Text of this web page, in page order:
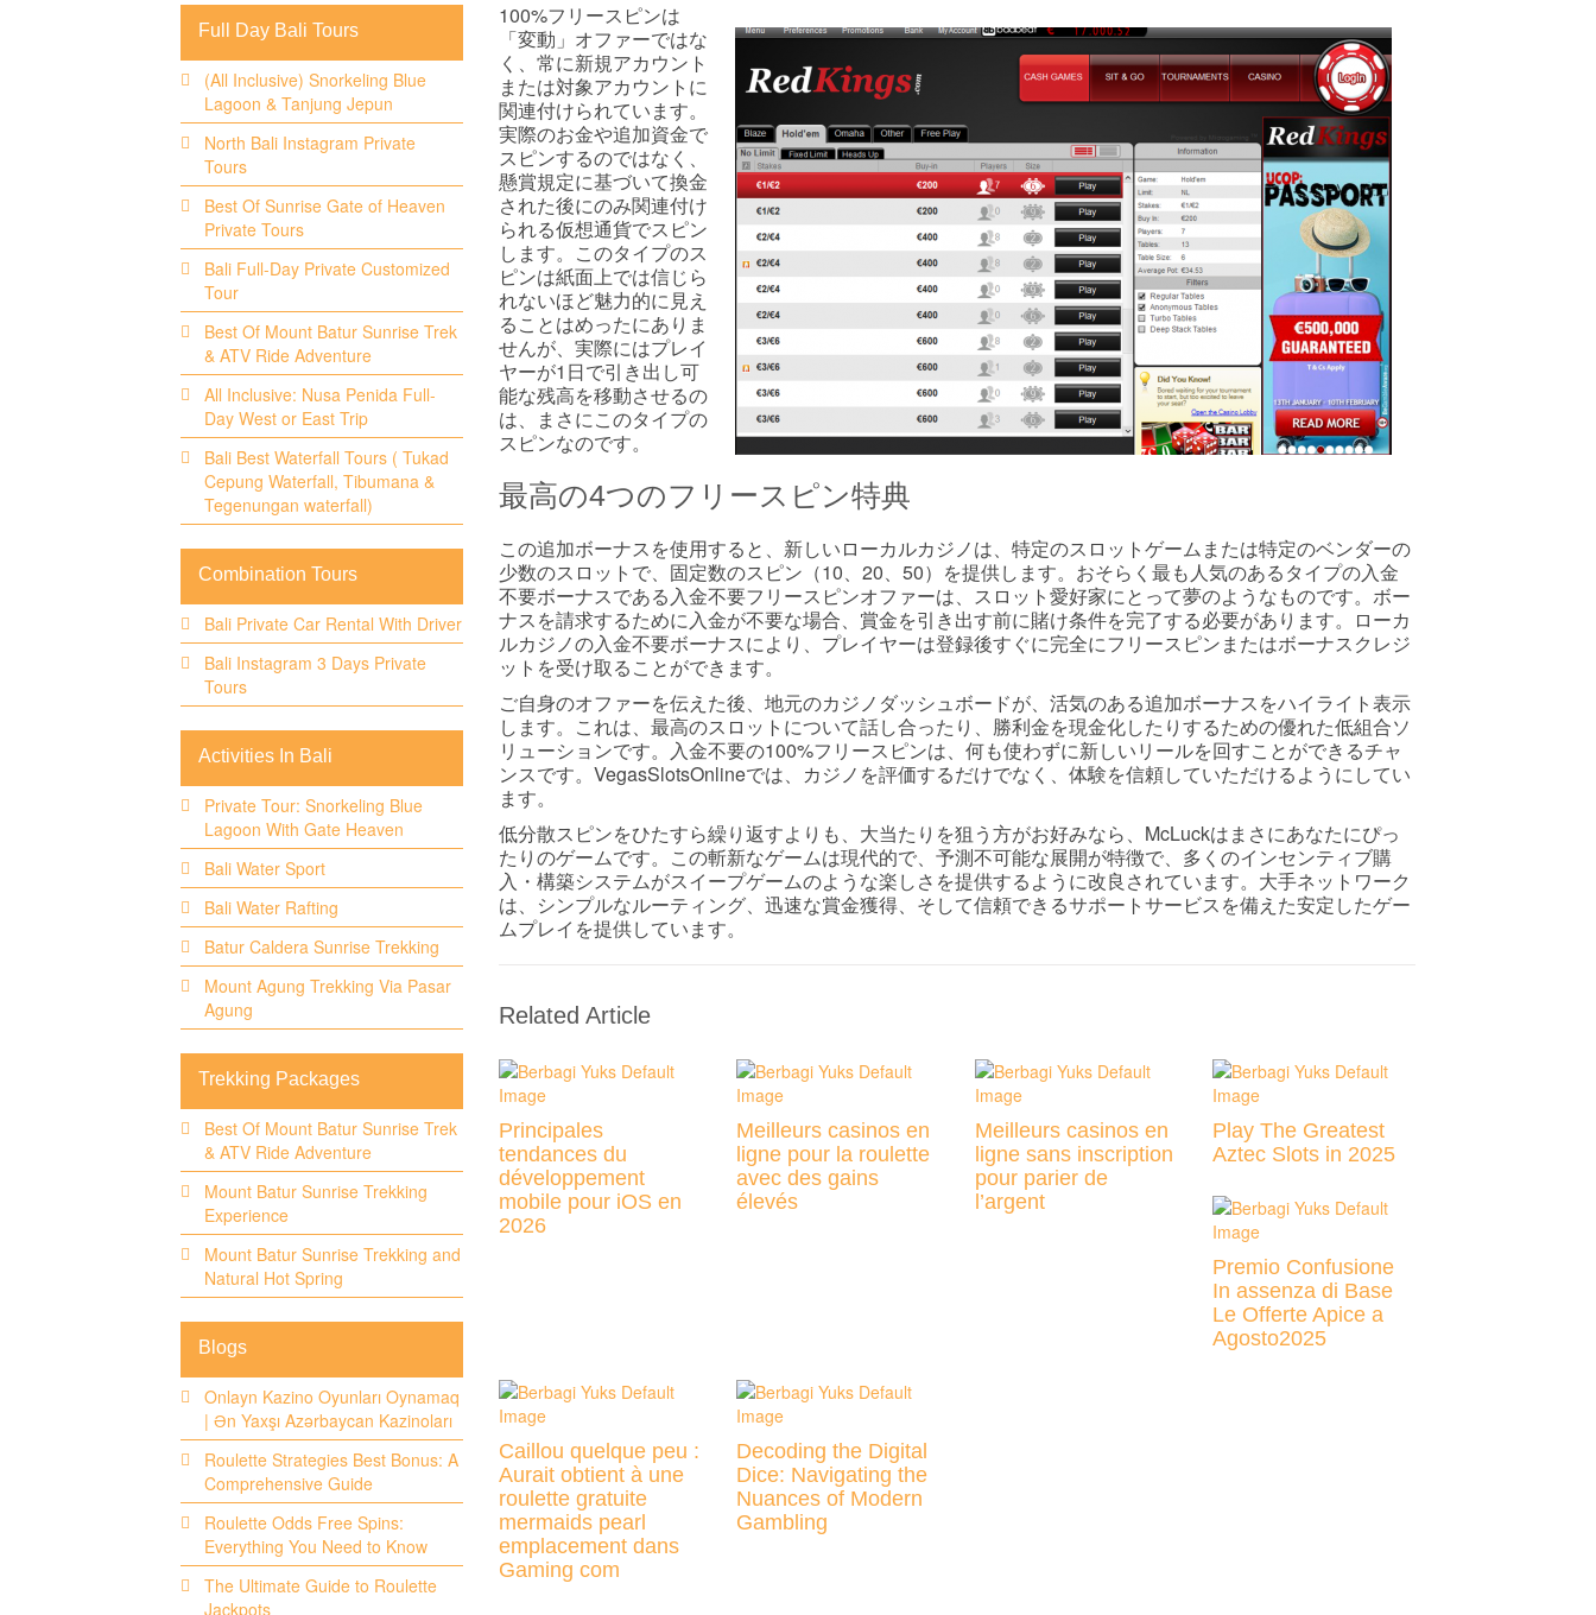
100%フリースピンは
「変動」オファーではな
く、常に新規アカウント
または対象アカウントに
関連付けられています。
実際のお金や追加資金で
スピンするのではなく、
懸賞規定に基づいて換金
された後にのみ関連付け
られる仮想通貨でスピン
します。このタイプのス
ピンは紙面上では信じら
れないほど魅力的に見え
ることはめったにありま
せんが、実際にはプレイ
ヤーが1日で引き出し可
能な残高を移動させるの
は、まさにこのタイプの
スピンなのです。
最高の4つのフリースピン特典
この追加ボーナスを使用すると、新しいローカルカジノは、特定のスロットゲームまたは特定のベンダーの
少数のスロットで、固定数のスピン（10、20、50）を提供します。おそらく最も人気のあるタイプの入金
不要ボーナスである入金不要フリースピンオファーは、スロット愛好家にとって夢のようなものです。ボー
ナスを請求するために入金が不要な場合、賞金を引き出す前に賭け条件を完了する必要があります。ローカ
ルカジノの入金不要ボーナスにより、プレイヤーは登録後すぐに完全にフリースピンまたはボーナスクレジ
ットを受け取ることができます。
ご自身のオファーを伝えた後、地元のカジノダッシュボードが、活気のある追加ボーナスをハイライト表示
します。これは、最高のスロットについて話し合ったり、勝利金を現金化したりするための優れた低組合ソ
リューションです。入金不要の100%フリースピンは、何も使わずに新しいリールを回すことができるチャ
ンスです。VegasSlotsOnlineでは、カジノを評価するだけでなく、体験を信頼していただけるようにしてい
ます。
低分散スピンをひたすら繰り返すよりも、大当たりを狙う方がお好みなら、McLuckはまさにあなたにぴっ
たりのゲームです。この斬新なゲームは現代的で、予測不可能な展開が特徴で、多くのインセンティブ購
入・構築システムがスイープゲームのような楽しさを提供するように改良されています。大手ネットワーク
は、シンプルなルーティング、迅速な賞金獲得、そして信頼できるサポートサービスを備えた安定したゲー
ムプレイを提供しています。
Related Article
Principales
tendances du
développement
mobile pour iOS en
2026
Meilleurs casinos en
ligne pour la roulette
avec des gains
élevés
Meilleurs casinos en
ligne sans inscription
pour parier de
l’argent
Play The Greatest
Aztec Slots in 2025
Premio Confusione
In assenza di Base
Le Offerte Apice a
Agosto2025
Caillou quelque peu :
Aurait obtient à une
roulette gratuite
mermaids pearl
emplacement dans
Gaming com
Decoding the Digital
Dice: Navigating the
Nuances of Modern
Gambling
Full Day Bali Tours
(All Inclusive) Snorkeling Blue
Lagoon & Tanjung Jepun
North Bali Instagram Private
Tours
Best Of Sunrise Gate of Heaven
Private Tours
Bali Full-Day Private Customized
Tour
Best Of Mount Batur Sunrise Trek
& ATV Ride Adventure
All Inclusive: Nusa Penida Full-
Day West or East Trip
Bali Best Waterfall Tours ( Tukad
Cepung Waterfall, Tibumana &
Tegenungan waterfall)
Combination Tours
Bali Private Car Rental With Driver
Bali Instagram 3 Days Private
Tours
Activities In Bali
Private Tour: Snorkeling Blue
Lagoon With Gate Heaven
Bali Water Sport
Bali Water Rafting
Batur Caldera Sunrise Trekking
Mount Agung Trekking Via Pasar
Agung
Trekking Packages
Best Of Mount Batur Sunrise Trek
& ATV Ride Adventure
Mount Batur Sunrise Trekking
Experience
Mount Batur Sunrise Trekking and
Natural Hot Spring
Blogs
Onlayn Kazino Oyunları Oynamaq
| Ən Yaxşı Azərbaycan Kazinoları
Roulette Strategies Best Bonus: A
Comprehensive Guide
Roulette Odds Free Spins:
Everything You Need to Know
The Ultimate Guide to Roulette
Jackpots